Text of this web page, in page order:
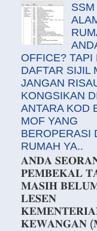
SSM
OFFICE? TAPI
DAFTAR SIJIL
JANGAN
KONGSIKAN
ANTARA KOD
MOF YANG
BEROPERASI
RUMAH YA..
𝐀𝐍𝐃𝐀
𝐏𝐄𝐌𝐁𝐄𝐊𝐀𝐋
𝐌𝐀𝐒𝐈𝐇
𝐋𝐄𝐒𝐄𝐍
𝐊𝐄𝐖𝐀𝐍𝐆𝐀𝐍